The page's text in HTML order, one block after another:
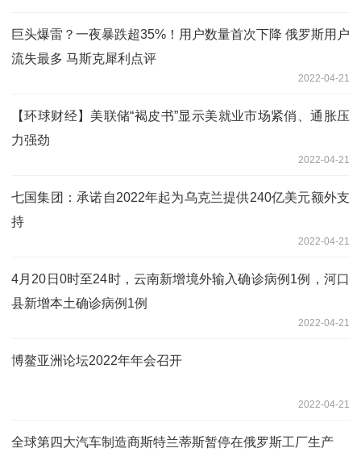
巨头爆雷？一夜暴跌超35%！用户数量首次下降 俄罗斯用户
流失最多 马斯克犀利点评
2022-04-21
【环球财经】美联储“褐皮书”显示美就业市场紧俏、通胀压
力强劲
2022-04-21
七国集团：承诺自2022年起为乌克兰提供240亿美元额外支
持
2022-04-21
4月20日0时至24时，云南新增境外输入确诊病例1例，河口
县新增本土确诊病例1例
2022-04-21
博鳌亚洲论坛2022年年会召开
2022-04-21
全球第四大汽车制造商斯特兰蒂斯暂停在俄罗斯工厂生产